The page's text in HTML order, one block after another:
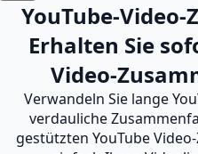
YouTube-
Erhalten Sie
Video-
Verwandeln Sie lange
verdauliche
gestützten YouTube